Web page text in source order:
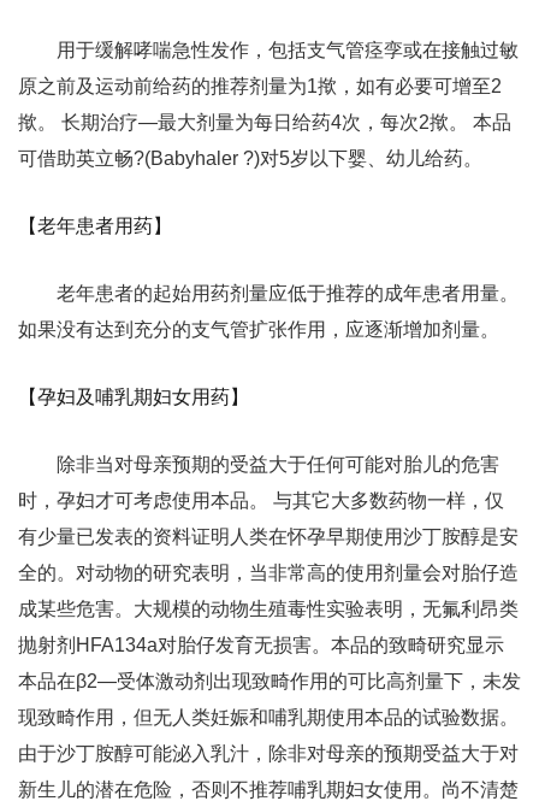
用于缓解哮喘急性发作，包括支气管痉孪或在接触过敏
原之前及运动前给药的推荐剂量为1揿，如有必要可增至2
揿。 长期治疗—最大剂量为每日给药4次，每次2揿。 本品
可借助英立畅?(Babyhaler ?)对5岁以下婴、幼儿给药。
【老年患者用药】
老年患者的起始用药剂量应低于推荐的成年患者用量。
如果没有达到充分的支气管扩张作用，应逐渐增加剂量。
【孕妇及哺乳期妇女用药】
除非当对母亲预期的受益大于任何可能对胎儿的危害
时，孕妇才可考虑使用本品。 与其它大多数药物一样，仅
有少量已发表的资料证明人类在怀孕早期使用沙丁胺醇是安
全的。对动物的研究表明，当非常高的使用剂量会对胎仔造
成某些危害。大规模的动物生殖毒性实验表明，无氟利昂类
抛射剂HFA134a对胎仔发育无损害。本品的致畸研究显示
本品在β2—受体激动剂出现致畸作用的可比高剂量下，未发
现致畸作用，但无人类妊娠和哺乳期使用本品的试验数据。
由于沙丁胺醇可能泌入乳汁，除非对母亲的预期受益大于对
新生儿的潜在危险，否则不推荐哺乳期妇女使用。尚不清楚